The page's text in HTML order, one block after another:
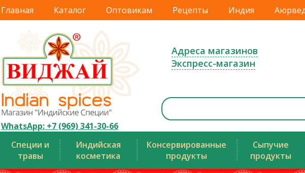
Главная Каталог Оптовикам Рецепты Индия
WhatsApp: +7 (969) 341-30-66
Адреса магазинов
Экспресс-магазин
Специи и
травы
Индийская
косметика
Консервированные
продукты
Сыпучие
продукты